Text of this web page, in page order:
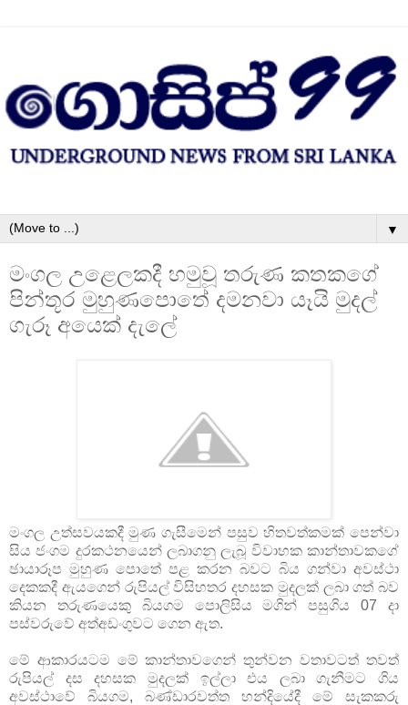
▼
මංගල උළෙලකදී හමුවූ තරුණ කතකගේ
පින්තූර මුහුණපොතේ දමනවා යෑයි මුදල්
ගැරූ අයෙක්‌ දැලේ
මංගල උත්සවයකදී මුණ ගැසීමෙන් පසුව හිතවත්කමක්‌ පෙන්වා
සිය ජංගම දුරකථනයෙන් ලබාගනු ලැබූ විවාහක කාන්තාවකගේ
ඡායාරූප මුහුණ පොතේ පළ කරන බවට බිය ගන්වා අවස්‌ථා
දෙකකදී ඇයගෙන් රුපියල් විසිහතර දහසක මුදලක්‌ ලබා ගත් බව
කියන තරුණයෙකු බියගම පොලිසිය මගින් පසුගිය 07 දා
පස්‌වරුවේ අත්අඩංගුවට ගෙන ඇත.
මේ ආකාරයටම මේ කාන්තාවගෙන් තුන්වන වතාවටත් තවත්
රුපියල් දස දහසක මුදලක්‌ ඉල්ලා එය ලබා ගැනීමට ගිය
අවස්‌ථාවේ බියගම, බණ්‌ඩාරවත්ත හන්දියේදී මේ සැකකරු